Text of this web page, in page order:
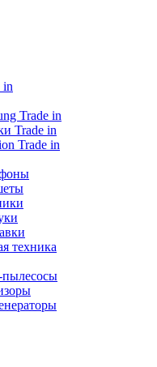
in
Trade in
Trade in
Trade in
техника